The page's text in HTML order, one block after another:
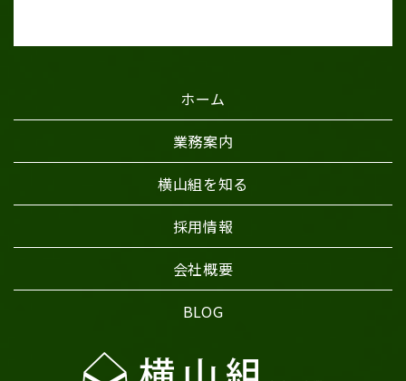
ホーム
業務案内
横山組を知る
採用情報
会社概要
BLOG